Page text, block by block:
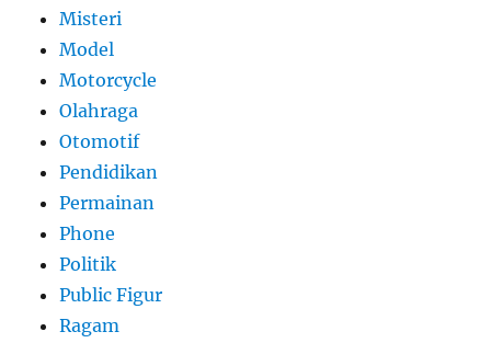
Misteri
Model
Motorcycle
Olahraga
Otomotif
Pendidikan
Permainan
Phone
Politik
Public Figur
Ragam